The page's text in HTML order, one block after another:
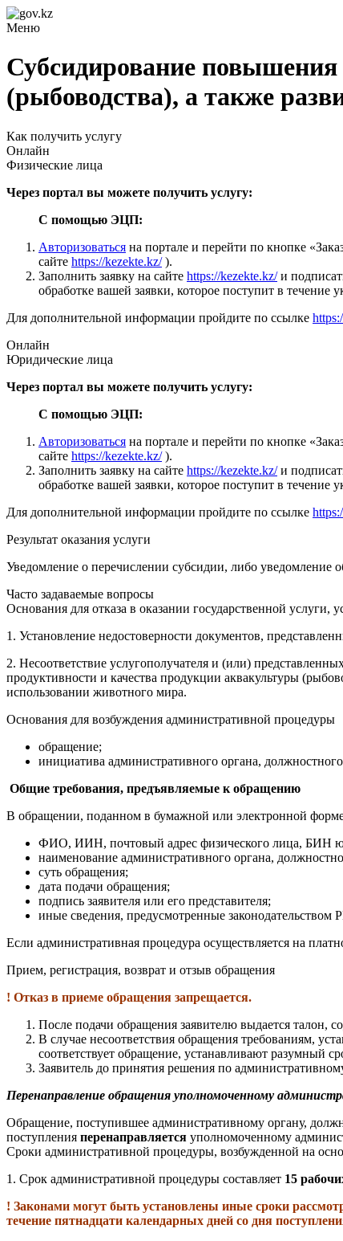
Меню
Субсидирование повышения
(рыбоводства), а также
Как получить услугу
Онлайн
Физические лица
Через портал вы можете получить услугу:
С помощью ЭЦП:
Авторизоваться на портале и перейти по кнопке
сайте https://kezekte.kz/).
Заполнить заявку на сайте https://kezekte.kz/и
обработке вашей заявки, которое поступит в течение
Для дополнительной информации пройдите по ссылке
Онлайн
Юридические лица
Через портал вы можете получить услугу:
С помощью ЭЦП:
Авторизоваться на портале и перейти по кнопке
сайте https://kezekte.kz/).
Заполнить заявку на сайте https://kezekte.kz/и
обработке вашей заявки, которое поступит в течение
Для дополнительной информации пройдите по ссылке
Результат оказания услуги
Уведомление о перечислении субсидии, либо уведомление
Часто задаваемые вопросы
Основания для отказа в оказании государственной услуги,
1. Установление недостоверности документов,
2. Несоответствие услугополучателя и (или)
продуктивности и качества продукции аквакультуры
использовании животного мира.
Основания для возбуждения административной процедуры
обращение;
инициатива административного органа,
Общие требования, предъявляемые к обращению
В обращении, поданном в бумажной или электронной
ФИО, ИИН, почтовый адрес физического лица, БИН
наименование административного органа,
суть обращения;
дата подачи обращения;
подпись заявителя или его представителя;
иные сведения, предусмотренные законодательством
Если административная процедура осуществляется на
Прием, регистрация, возврат и отзыв обращения
! Отказ в приеме обращения запрещается.
После подачи обращения заявителю выдается
В случае несоответствия обращения требованиям,
соответствует обращение, устанавливают разумный
Заявитель до принятия решения по
Перенаправление обращения уполномоченному
Обращение, поступившее административному органу,
поступления перенаправляется уполномоченному
Сроки административной процедуры, возбужденной на
1. Срок административной процедуры составляет 15
! Законами могут быть установлены иные сроки
течение пятнадцати календарных дней со дня